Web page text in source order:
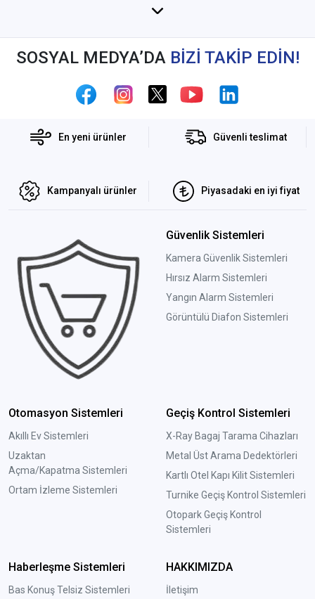
SOSYAL MEDYA’DA BİZİ TAKİP EDİN!
En yeni ürünler Güvenli teslimat
Kampanyalı ürünler Piyasadaki en iyi fiyat
Güvenlik Sistemleri
Kamera Güvenlik Sistemleri
Hırsız Alarm Sistemleri
Yangın Alarm Sistemleri
Görüntülü Diafon Sistemleri
Otomasyon Sistemleri
Akıllı Ev Sistemleri
Uzaktan
Açma/Kapatma Sistemleri
Ortam İzleme Sistemleri
Geçiş Kontrol Sistemleri
X-Ray Bagaj Tarama Cihazları
Metal Üst Arama Dedektörleri
Kartlı Otel Kapı Kilit Sistemleri
Turnike Geçiş Kontrol Sistemleri
Otopark Geçiş Kontrol
Sistemleri
Haberleşme Sistemleri
Bas Konuş Telsiz Sistemleri
HAKKIMIZDA
İletişim